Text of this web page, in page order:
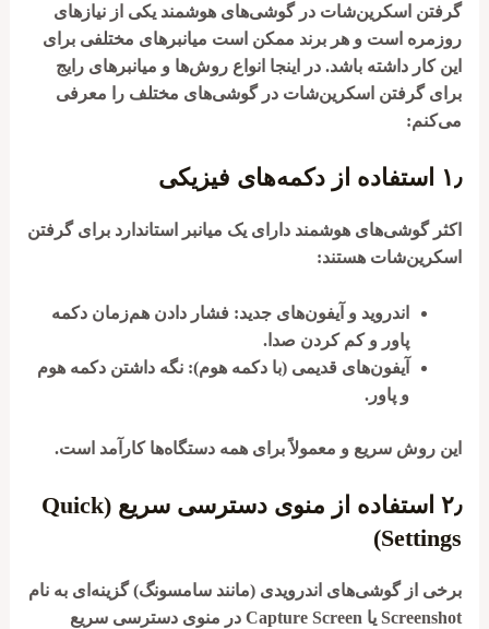
گرفتن اسکرین‌شات در گوشی‌های هوشمند یکی از نیازهای
روزمره است و هر برند ممکن است میانبرهای مختلفی برای
این کار داشته باشد. در اینجا انواع روش‌ها و میانبرهای رایج
برای گرفتن اسکرین‌شات در گوشی‌های مختلف را معرفی
می‌کنم:
۱٫ استفاده از دکمه‌های فیزیکی
اکثر گوشی‌های هوشمند دارای یک میانبر استاندارد برای گرفتن
اسکرین‌شات هستند:
اندروید و آیفون‌های جدید: فشار دادن هم‌زمان دکمه
پاور وکم کردن صدا .
آیفون‌های قدیمی (با دکمه هوم): نگه داشتن دکمه هوم
و پاور .
این روش سریع و معمولاً برای همه دستگاه‌ها کارآمد است.
۲٫
استفاده از منوی دسترسی سریع (Quick
Settings)
برخی از گوشی‌های اندرویدی (مانند سامسونگ) گزینه‌ای به نام
Screenshotیا Capture Screenدر منوی دسترسی سریع